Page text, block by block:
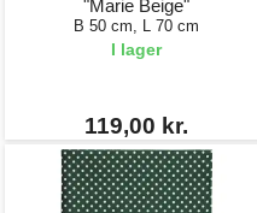
"Marie Beige"
B 50 cm, L 70 cm
I lager
119,00 kr.